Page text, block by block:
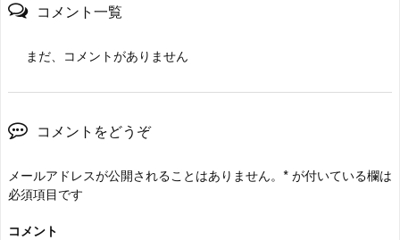
コメント一覧
まだ、コメントがありません
コメントをどうぞ
メールアドレスが公開されることはありません。 * が付いている欄は
必須項目です
コメント